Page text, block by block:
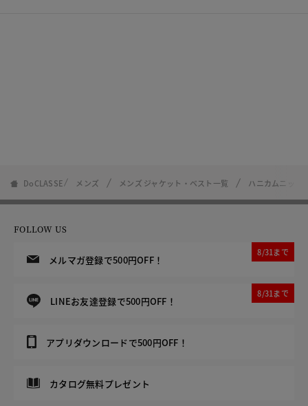
DoCLASSE メンズ メンズ ジャケット・ベスト一覧 ハニカムニット
FOLLOW US
メルマガ登録で500円OFF！
8/31まで
LINEお友達登録で500円OFF！
8/31まで
アプリダウンロードで500円OFF！
カタログ無料プレゼント